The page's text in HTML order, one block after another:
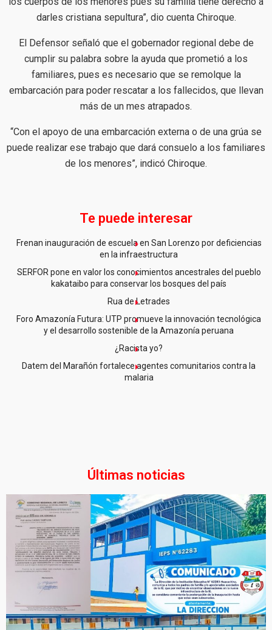
darles cristiana sepultura”, dio cuenta Chiroque.
El Defensor señaló que el gobernador regional debe de
cumplir su palabra sobre la ayuda que prometió a los
familiares, pues es necesario que se remolque la
embarcación para poder rescatar a los fallecidos, que llevan
más de un mes atrapados.
“Con el apoyo de una embarcación externa o de una grúa se
puede realizar ese trabajo que dará consuelo a los familiares
de los menores”, indicó Chiroque.
Te puede interesar
Frenan inauguración de escuela en San Lorenzo por deficiencias
en la infraestructura
SERFOR pone en valor los conocimientos ancestrales del pueblo
kakataibo para conservar los bosques del país
Rua de Letrades
Foro Amazonía Futura: UTP promueve la innovación tecnológica
y el desarrollo sostenible de la Amazonía peruana
¿Racista yo?
Datem del Marañón fortalece agentes comunitarios contra la
malaria
Últimas noticias